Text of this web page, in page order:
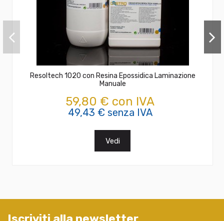
Resoltech 1020 con Resina Epossidica Laminazione
Manuale
59,80 € con IVA
49,43 € senza IVA
Vedi